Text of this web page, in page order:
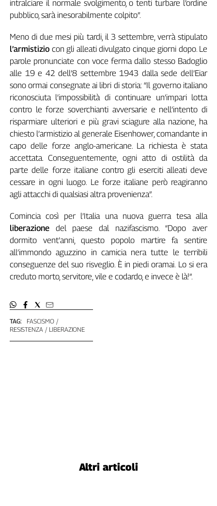
TAG:
FASCISMO
RESISTENZA
LIBERAZIONE
intralciare il normale svolgimento, o tenti turbare l’ordine
pubblico, sarà inesorabilmente colpito”.
Meno di due mesi più tardi, il 3 settembre, verrà stipulato
l’armistizio con gli alleati divulgato cinque giorni dopo. Le
parole pronunciate con voce ferma dallo stesso Badoglio
alle 19 e 42 dell’8 settembre 1943 dalla sede dell’Eiar
sono ormai consegnate ai libri di storia: “Il governo italiano
riconosciuta l’impossibilità di continuare un’impari lotta
contro le forze soverchianti avversarie e nell’intento di
risparmiare ulteriori e più gravi sciagure alla nazione, ha
chiesto l’armistizio al generale Eisenhower, comandante in
capo delle forze anglo-americane. La richiesta è stata
accettata. Conseguentemente, ogni atto di ostilità da
parte delle forze italiane contro gli eserciti alleati deve
cessare in ogni luogo. Le forze italiane però reagiranno
agli attacchi di qualsiasi altra provenienza”.
Comincia così per l’Italia una nuova guerra tesa alla
liberazione del paese dal nazifascismo. “Dopo aver
dormito vent’anni, questo popolo martire fa sentire
all’immondo aguzzino in camicia nera tutte le terribili
conseguenze del suo risveglio. È in piedi oramai. Lo si era
creduto morto, servitore, vile e codardo, e invece è là!”.
Altri articoli